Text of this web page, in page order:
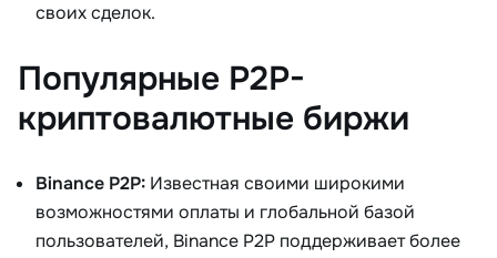
своих сделок.
Популярные P2P-
криптовалютные биржи
Binance P2P: Известная своими широкими
возможностями оплаты и глобальной базой
пользователей, Binance P2P поддерживает более